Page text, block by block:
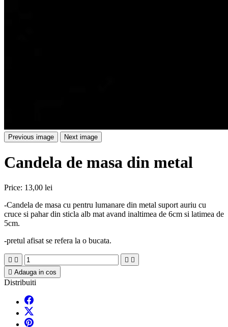
Previous image Next image
Candela de masa din metal
Price: 13,00 lei
-Candela de masa cu pentru lumanare din metal suport auriu cu
cruce si pahar din sticla alb mat avand inaltimea de 6cm si latimea de
5cm.
-pretul afisat se refera la o bucata.
   
 Adauga in cos
Distribuiti